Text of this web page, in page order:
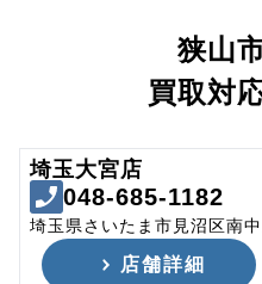
狭山
買取対
埼玉大宮店
048-685-1182
埼玉県さいたま市見沼区南
店舗詳細